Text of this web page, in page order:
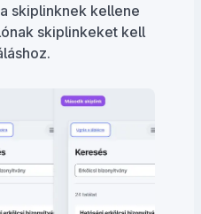
skiplinknek kellene
skiplinkeket kell